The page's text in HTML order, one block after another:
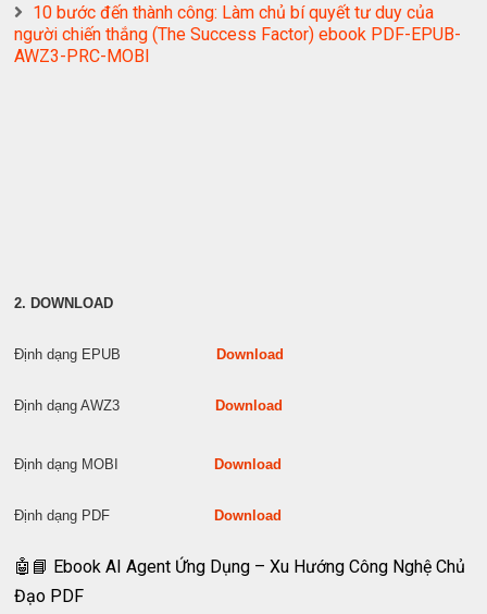
10 bước đến thành công: Làm chủ bí quyết tư duy của
người chiến thắng (The Success Factor) ebook PDF-EPUB-
AWZ3-PRC-MOBI
2. DOWNLOAD
Định dạng EPUBDownload
Định dạng AWZ3Download
Định dạng MOBIDownload
Định dạng PDFDownload
🤖📘 Ebook AI Agent Ứng Dụng – Xu Hướng Công Nghệ Chủ
Đạo PDF